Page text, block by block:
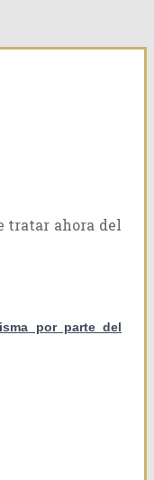
tratar ahora del
por parte del